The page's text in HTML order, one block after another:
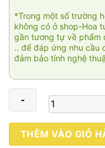
*Trong một số trường
không có ở shop-Hoa
gần tương tự về phẩm
.. để đáp ứng nhu cầu
đảm bảo tính nghệ
Màu
tình
THÊM VÀO GIỎ